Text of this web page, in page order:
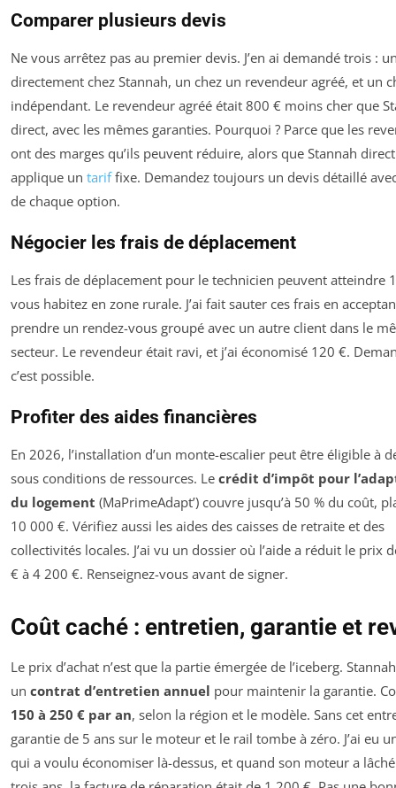
Comparer plusieurs devis
Ne vous arrêtez pas au premier devis. J’en ai demandé trois :
directement chez Stannah, un chez un revendeur agréé, et un
indépendant. Le revendeur agréé était 800 € moins cher que
direct, avec les mêmes garanties. Pourquoi ? Parce que les
ont des marges qu’ils peuvent réduire, alors que Stannah direct
applique un tariffixe. Demandez toujours un devis détaillé
de chaque option.
Négocier les frais de déplacement
Les frais de déplacement pour le technicien peuvent atteindre
vous habitez en zone rurale. J’ai fait sauter ces frais en
prendre un rendez-vous groupé avec un autre client dans le
secteur. Le revendeur était ravi, et j’ai économisé 120 €.
c’est possible.
Profiter des aides financières
En 2026, l’installation d’un monte-escalier peut être éligible à
sous conditions de ressources. Le crédit d’impôt pour
du logement (MaPrimeAdapt’) couvre jusqu’à 50 % du coût,
10 000 €. Vérifiez aussi les aides des caisses de retraite et des
collectivités locales. J’ai vu un dossier où l’aide a réduit le prix
€ à 4 200 €. Renseignez-vous avant de signer.
Coût caché : entretien, garantie et
Le prix d’achat n’est que la partie émergée de l’iceberg.
un contrat d’entretien annuel pour maintenir la garantie.
150 à 250 € par an, selon la région et le modèle. Sans cet
garantie de 5 ans sur le moteur et le rail tombe à zéro. J’ai eu
qui a voulu économiser là-dessus, et quand son moteur a